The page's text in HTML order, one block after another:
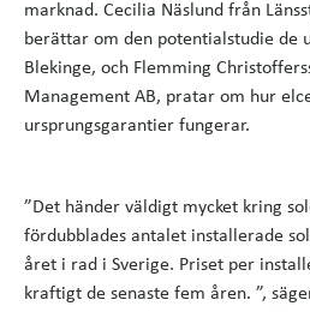
marknad. Cecilia Näslund från
berättar om den potentialstudie de
Blekinge, och Flemming
Management AB, pratar om hur
ursprungsgarantier fungerar.
”Det händer väldigt mycket kring
fördubblades antalet installerade
året i rad i Sverige. Priset per
kraftigt de senaste fem åren. ”,